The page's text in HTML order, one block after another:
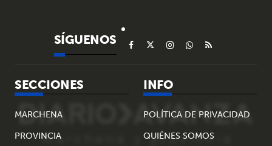
SÍGUENOS
SECCIONES
MARCHENA
PROVINCIA
INFO
POLÍTICA DE PRIVACIDAD
QUIÉNES SOMOS